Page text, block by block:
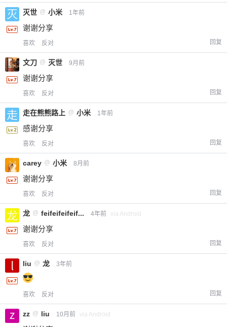
灭世 @ 小米 1年前
谢谢分享
喜欢 反对 回复
文刀 @ 灭世 9月前
谢谢分享
喜欢 反对 回复
走在熊熊路上 @ 小米 1年前
感谢分享
喜欢 反对 回复
carey @ 小米 8月前
谢谢分享
喜欢 反对 回复
龙 @ feifeifeifeif... 4年前 via Android
谢谢分享
喜欢 反对 回复
liu @ 龙 3年前
喜欢 反对 回复
zz @ liu 10月前 via Android